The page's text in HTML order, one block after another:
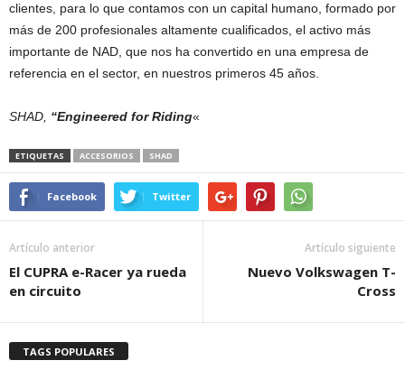
clientes, para lo que contamos con un capital humano, formado por
más de 200 profesionales altamente cualificados, el activo más
importante de NAD, que nos ha convertido en una empresa de
referencia en el sector, en nuestros primeros 45 años.
SHAD, “Engineered for Riding«
ETIQUETAS ACCESORIOS SHAD
Facebook Twitter
Artículo anterior
El CUPRA e-Racer ya rueda
en circuito
Artículo siguiente
Nuevo Volkswagen T-
Cross
TAGS POPULARES